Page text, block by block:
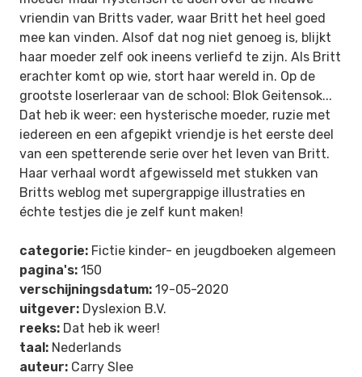
vriendin van Britts vader, waar Britt het heel goed
mee kan vinden. Alsof dat nog niet genoeg is, blijkt
haar moeder zelf ook ineens verliefd te zijn. Als Britt
erachter komt op wie, stort haar wereld in. Op de
grootste loserleraar van de school: Blok Geitensok...
Dat heb ik weer: een hysterische moeder, ruzie met
iedereen en een afgepikt vriendje is het eerste deel
van een spetterende serie over het leven van Britt.
Haar verhaal wordt afgewisseld met stukken van
Britts weblog met supergrappige illustraties en
échte testjes die je zelf kunt maken!
categorie: Fictie kinder- en jeugdboeken algemeen
pagina's: 150
verschijningsdatum: 19-05-2020
uitgever: Dyslexion B.V.
reeks: Dat heb ik weer!
taal: Nederlands
auteur: Carry Slee